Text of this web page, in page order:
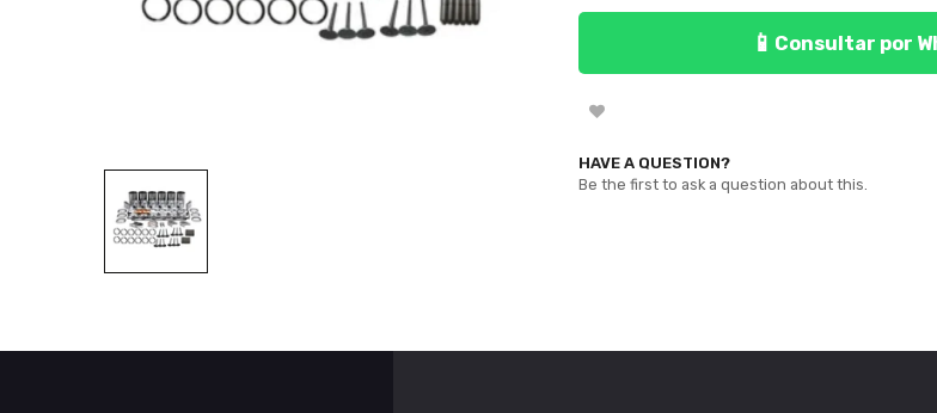
📱 Consultar por
HAVE A QUESTION?
Be the first to ask a question about this.